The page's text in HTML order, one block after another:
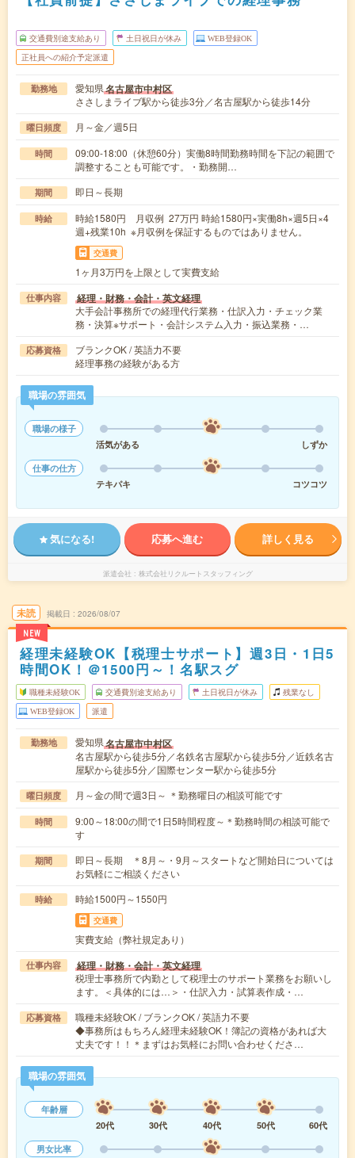
交通費別途支給あり 土日祝日が休み WEB登録OK
正社員への紹介予定派遣
勤務地 愛知県名古屋市中村区
ささしまライブ駅から徒歩3分／名古屋駅から徒歩14分
曜日頻度 月～金／週5日
時間
09:00-18:00（休憩60分）実働8時間勤務時間を下記の範囲で
調整することも可能です。・勤務開…
期間 即日～長期
時給
時給1580円 月収例 27万円 時給1580円×実働8h×週5日×4
週+残業10h ※月収例を保証するものではありません。
交通費
1ヶ月3万円を上限として実費支給
仕事内容 経理・財務・会計・英文経理
大手会計事務所での経理代行業務・仕訳入力・チェック業
務・決算※サポート・会計システム入力・振込業務・…
応募資格
ブランクOK / 英語力不要
経理事務の経験がある方
職場の雰囲気
職場の様子
活気がある
しずか
仕事の仕方
テキパキ
コツコツ
気になる! 応募へ進む 詳しく見る
派遣会社 株式会社リクルートスタッフィング
未読
NEW
掲載日 2026/08/07
経理未経験OK【税理士サポート】週3日・1日5
時間OK！＠1500円～！名駅スグ
職種未経験OK 交通費別途支給あり 土日祝日が休み 残業なし
WEB登録OK 派遣
勤務地 愛知県名古屋市中村区
名古屋駅から徒歩5分／名鉄名古屋駅から徒歩5分／近鉄名古
屋駅から徒歩5分／国際センター駅から徒歩5分
曜日頻度 月～金の間で週3日～ ＊勤務曜日の相談可能です
時間
9:00～18:00の間で1日5時間程度～＊勤務時間の相談可能で
す
期間
即日～長期 ＊8月～・9月～スタートなど開始日については
お気軽にご相談ください
時給 時給1500円～1550円
交通費
実費支給（弊社規定あり）
仕事内容 経理・財務・会計・英文経理
税理士事務所で内勤として税理士のサポート業務をお願いし
ます。＜具体的には…＞・仕訳入力・試算表作成・…
応募資格
職種未経験OK / ブランクOK / 英語力不要
◆事務所はもちろん経理未経験OK！簿記の資格があれば大
丈夫です！！＊まずはお気軽にお問い合わせくださ…
職場の雰囲気
年齢層
20代
30代 40代 50代
60代
男女比率